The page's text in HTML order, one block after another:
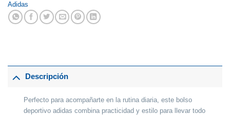
Adidas
Descripción
Perfecto para acompañarte en la rutina diaria, este bolso
deportivo adidas combina practicidad y estilo para llevar todo